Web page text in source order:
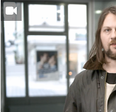
Was
ist
Geld?